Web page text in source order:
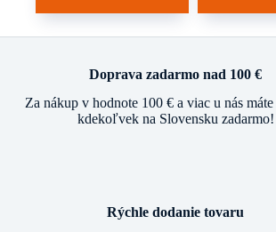
Doprava zadarmo nad 100 €
Za nákup v hodnote 100 € a viac u nás
kdekoľvek na Slovensku zadarmo!
Rýchle dodanie tovaru